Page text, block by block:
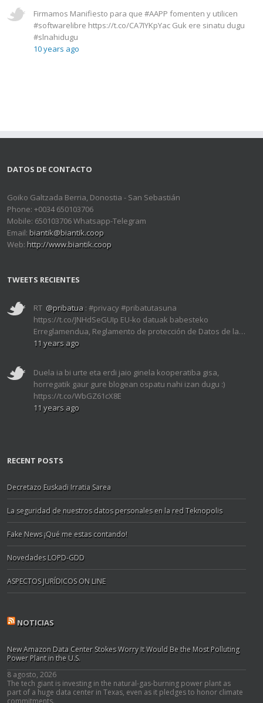
Firmamos Manifiesto para que #AAPP fomenten y utilicen
#softwarelibre https://t.co/CA7IYKpYac Guk ere sinatu dugu
#slnahidugu
10 years ago
DATOS DE CONTACTO
Goiko Galtzada Berria, Donostia - San Sebastián
Phone: +0034 650103706
Mobile: 650103706 Whatsapp-Telegram
Email: biantik@biantik.coop
Web: http://www.biantik.coop
TWEETS RECIENTES
RT @pribatua : #privacy #pribatutasuna
https://t.co/JNHdSeGUIp EU-ko datuak babesteko
Erreglamendua, Reglamento de protección de Datos de la…
11 years ago
Duela ia bi urte eta erdi jaio ginela kooperatiba gisa,
horregatik gaur gure blogean ospatu nahi izan dugu :)
https://t.co/WbGZ61cX8E
11 years ago
RECENT POSTS
Decretazo Euskadi Irratia Sarea
La seguridad de nuestros datos personales en la red Teknopolis
Fake News ¡Qué me estas contando!
Novedades LOPD-GDD
ASPECTOS JURÍDICOS ON LINE
NOTICIAS
New Amazon Data Center Stokes Worry It Would Be the Most Polluting
Power Plant in the U.S.
8 agosto, 2026
The tech giant is investing in the natural-gas-burning power plant as
part of a huge data center in Texas, even as it pledges to honor climate
commitments.